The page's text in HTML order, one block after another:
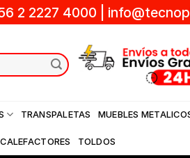
2 2227 4000
TRANSPALETAS MUEBLES
TOLDOS